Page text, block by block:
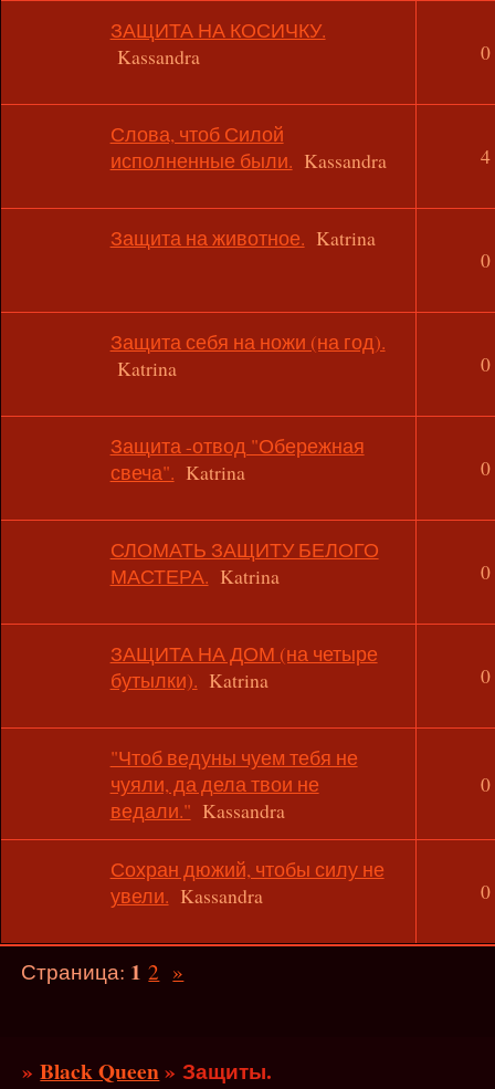
ЗАЩИТА НА КОСИЧКУ.
Kassandra
0
Слова, чтоб Силой
исполненные были. Kassandra 4
Защита на животное. Katrina
0
Защита себя на ножи (на год).
Katrina
0
Защита -отвод "Обережная
свеча". Katrina 0
СЛОМАТЬ ЗАЩИТУ БЕЛОГО
МАСТЕРА. Katrina 0
ЗАЩИТА НА ДОМ (на четыре
бутылки). Katrina 0
"Чтоб ведуны чуем тебя не
чуяли, да дела твои не
ведали." Kassandra
0
Сохран дюжий, чтобы силу не
увели. Kassandra 0
Страница: 1 2 »
»Black Queen»Защиты.